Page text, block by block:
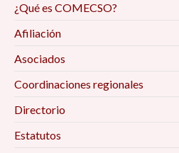
¿Qué es COMECSO?
Afiliación
Asociados
Coordinaciones regionales
Directorio
Estatutos